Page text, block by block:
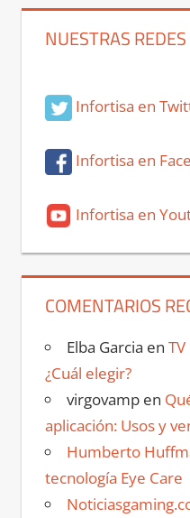
NUESTRAS
Infortisa en
Infortisa en
Infortisa en
COMENTARIOS
Elba Garcia en TV
¿Cuál elegir?
virgovampen
aplicación: Usos y
Humberto
tecnología Eye Care